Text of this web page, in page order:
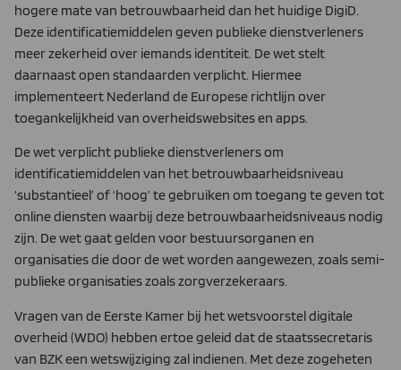
hogere mate van betrouwbaarheid dan het huidige DigiD.
Deze identificatiemiddelen geven publieke dienstverleners
meer zekerheid over iemands identiteit. De wet stelt
daarnaast open standaarden verplicht. Hiermee
implementeert Nederland de Europese richtlijn over
toegankelijkheid van overheidswebsites en apps.
De wet verplicht publieke dienstverleners om
identificatiemiddelen van het betrouwbaarheidsniveau
‘substantieel’ of ‘hoog’ te gebruiken om toegang te geven tot
online diensten waarbij deze betrouwbaarheidsniveaus nodig
zijn. De wet gaat gelden voor bestuursorganen en
organisaties die door de wet worden aangewezen, zoals semi-
publieke organisaties zoals zorgverzekeraars.
Vragen van de Eerste Kamer bij het wetsvoorstel digitale
overheid (WDO) hebben ertoe geleid dat de staatssecretaris
van BZK een wetswijziging zal indienen. Met deze zogeheten